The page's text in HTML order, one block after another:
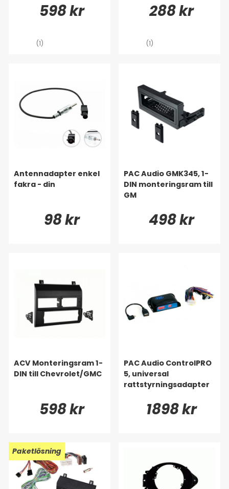
598 kr
(1)
288 kr
(1)
Antennadapter enkel
fakra - din
98 kr
PAC Audio GMK345, 1-
DIN monteringsram till
GM
498 kr
ACV Monteringsram 1-
DIN till Chevrolet/GMC
598 kr
PAC Audio ControlPRO
5, universal
rattstyrningsadapter
1898 kr
Paketlösning